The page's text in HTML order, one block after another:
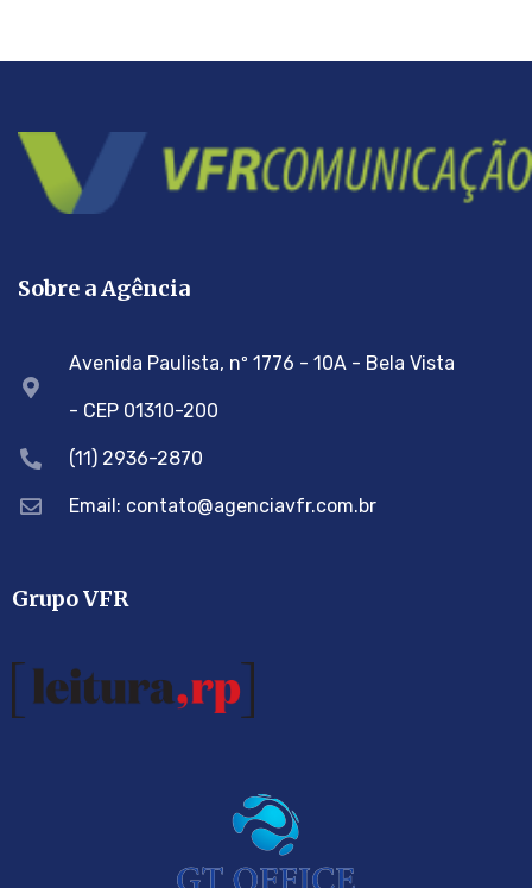
Sobre a Agência
Avenida Paulista, nº 1776 - 10A - Bela Vista
- CEP 01310-200
(11) 2936-2870
Email: contato@agenciavfr.com.br
Grupo VFR